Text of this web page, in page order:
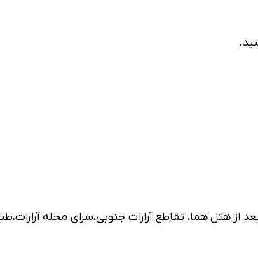
از هتل هما، تقاطع آرارات جنوبی،سرای محله